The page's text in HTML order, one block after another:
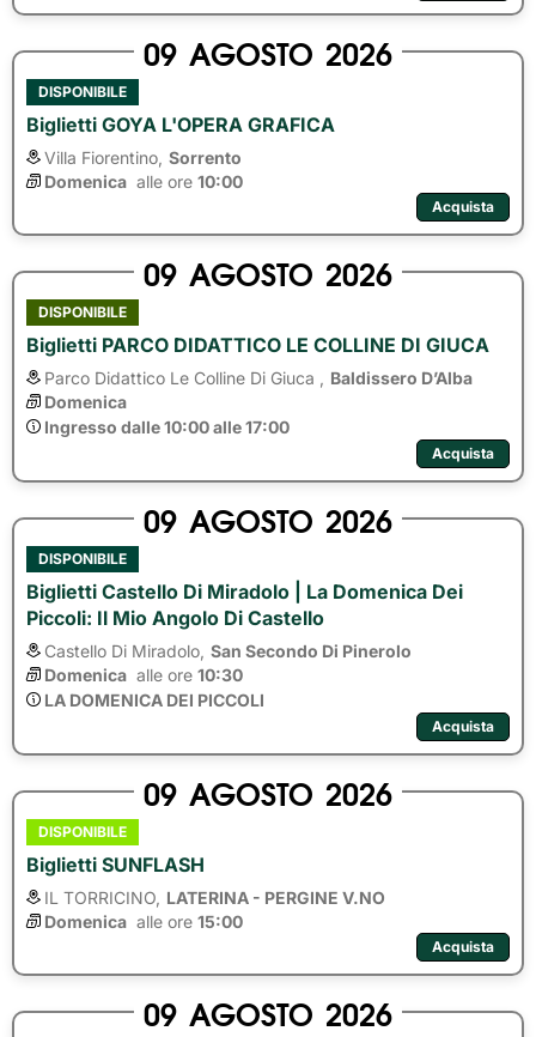
09 AGOSTO 2026
DISPONIBILE
Biglietti GOYA L'OPERA GRAFICA
Villa Fiorentino, Sorrento
Domenica alle ore 10:00
Acquista
09 AGOSTO 2026
DISPONIBILE
Biglietti PARCO DIDATTICO LE COLLINE DI GIUCA
Parco Didattico Le Colline Di Giuca ,
Baldissero D’Alba
Domenica
Ingresso dalle 10:00 alle 17:00
Acquista
09 AGOSTO 2026
DISPONIBILE
Biglietti Castello Di Miradolo | La Domenica Dei
Piccoli: Il Mio Angolo Di Castello
Castello Di Miradolo, San Secondo Di Pinerolo
Domenica alle ore 10:30
LA DOMENICA DEI PICCOLI
Acquista
09 AGOSTO 2026
DISPONIBILE
Biglietti SUNFLASH
IL TORRICINO, LATERINA - PERGINE V.NO
Domenica alle ore 15:00
Acquista
09 AGOSTO 2026